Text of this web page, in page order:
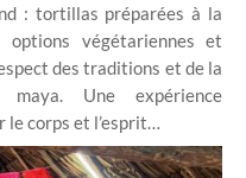
: tortillas préparées à la
végétariennes et
des traditions et de la
Une expérience
le corps et l’esprit…